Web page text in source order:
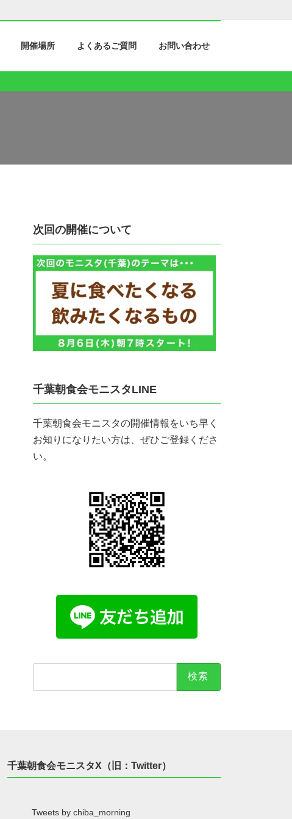
開催場所 よくあるご質問 お問い合わせ
次回の開催について
千葉朝食会モニスタLINE
千葉朝食会モニスタの開催情報をいち早く
お知りになりたい方は、ぜひご登録くださ
い。
千葉朝食会モニスタX（旧：Twitter）
Tweets by chiba_morning